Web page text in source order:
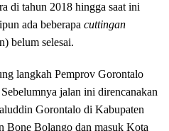
di tahun 2018 hingga saat ini
ada beberapa cuttingan
belum selesai.
langkah Pemprov Gorontalo
jalan ini direncanakan
Gorontalo di Kabupaten
Bone Bolango dan masuk Kota